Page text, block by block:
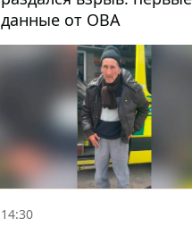
данные от ОВА
14:30